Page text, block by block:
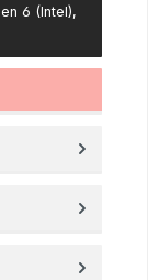
6 (Intel),